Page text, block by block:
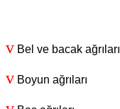
v Bel ve bacak ağrıları
v Boyun ağrıları